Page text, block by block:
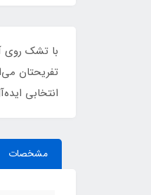
تفریحتان
انتخابی
مشخصات